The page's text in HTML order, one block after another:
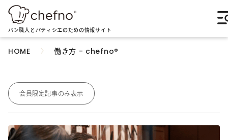
パン職人とパティシエのための情報サイト
HOME 働き方 - chefno®︎
会員限定記事のみ表示